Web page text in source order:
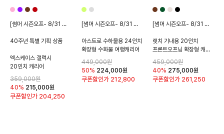
[썸머 시즌오프- 8/31 종료]
40주년 특별 기획 상품
엑스케이스 갤럭시
20인치 캐리어
359,000원
40% 215,000원
쿠폰할인가 204,250
[썸머 시즌오프- 8/31 종료]
아스트로 수하물용 24인치
확장형 수화물 여행캐리어
449,000원
50% 224,000원
쿠폰할인가 212,800
[썸머 시즌오프- 8/31 종료]
랫치 기내용 20인치
프론트오프닝 확장형 캐리어
459,000원
40% 275,000원
쿠폰할인가 261,250